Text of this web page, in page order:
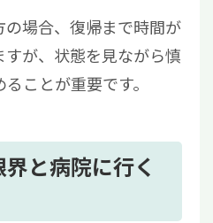
の場合、復帰まで時間が
が、状態を見ながら慎
ことが重要です。
と病院に行く